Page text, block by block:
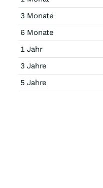
3 Monate
6 Monate
1 Jahr
3 Jahre
5 Jahre